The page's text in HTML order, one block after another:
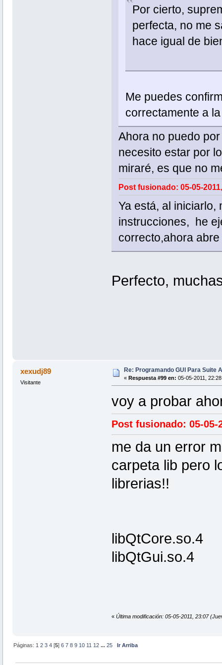
Por cierto,
perfecta, no me
hace igual de
Me puedes
correctamente a
Ahora no puedo
necesito estar por
miraré, es que no
Post fusionado: 05-05-
Ya está, al iniciarlo,
instrucciones, he
correcto,ahora
Perfecto,
xexudj89
Visitante
Re: Programando GUI Para Suite
« Respuesta #99 en: 05-05-2011,
voy a probar
Post fusionado: 05-05-
me da un error
carpeta lib pero
librerias!!
libQtCore.so.4
libQtGui.so.4
« Última modificación: 05-05-2011, 23:07
Páginas: 1 2 3 4 [5]6 7 8 9 10 11 12 ...25 Ir Arriba